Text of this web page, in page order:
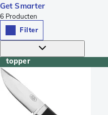
Get Smarter
6 Producten
Filter
topper